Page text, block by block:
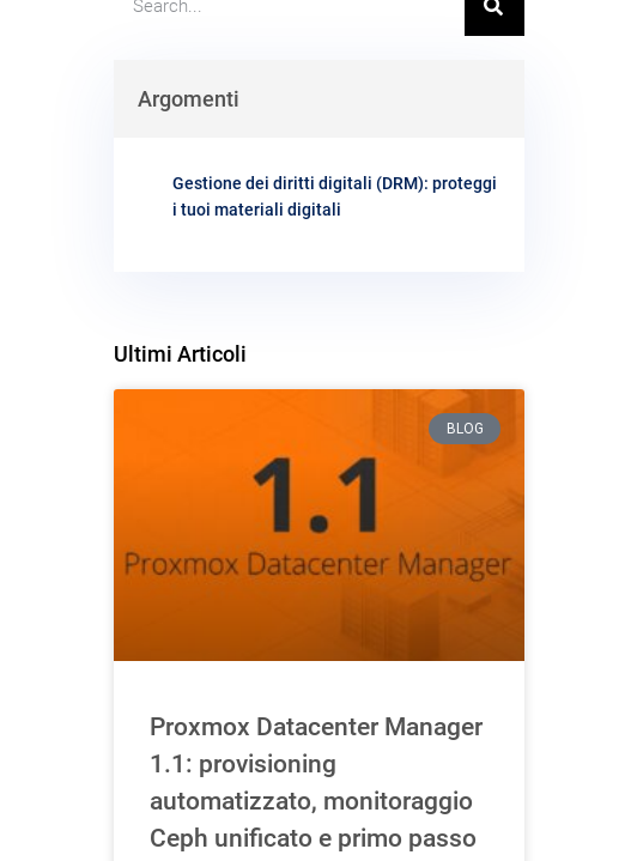
Argomenti
Gestione dei diritti digitali (DRM): proteggi
i tuoi materiali digitali
Ultimi Articoli
BLOG
Proxmox Datacenter Manager
1.1: provisioning
automatizzato, monitoraggio
Ceph unificato e primo passo